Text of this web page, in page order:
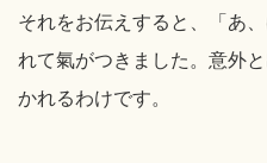
それをお伝えすると、「あ
れて氣がつきました。意外
かれるわけです。